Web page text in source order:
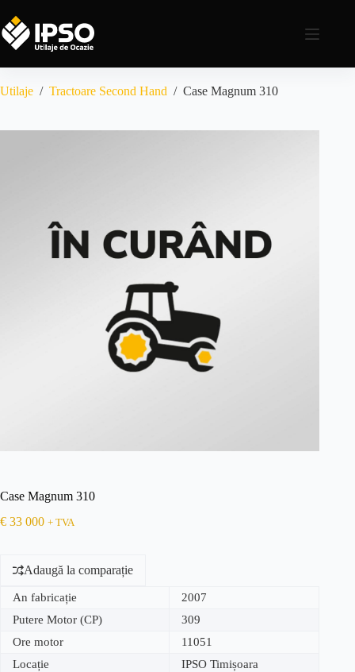
Utilaje / Tractoare Second Hand / Case Magnum 310
Case Magnum 310
€ 33 000 + TVA
Adaugă la comparație
An fabricație
2007
Putere Motor (CP)
309
Ore motor
11051
Locație
IPSO Timișoara